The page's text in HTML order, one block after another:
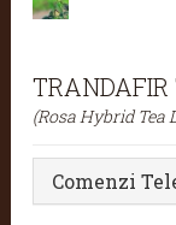
TRANDAFIR
(Rosa Hybrid Tea
Comenzi